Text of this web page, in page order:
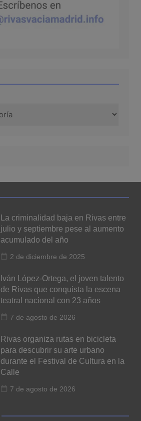
La criminalidad baja en Rivas entre
julio y septiembre pese al aumento
acumulado del año
2 de diciembre de 2025
Iván López-Ortega, el joven talento
de Rivas que conquista la escena
teatral nacional con 23 años
7 de agosto de 2026
Rivas organiza rutas en bicicleta
para descubrir su arte urbano
durante el Festival de Cultura en la
Calle
7 de agosto de 2026